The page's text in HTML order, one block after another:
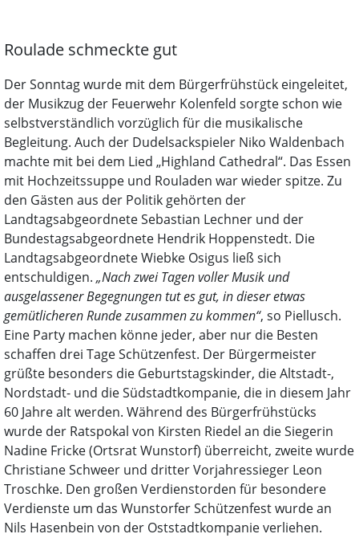
Roulade schmeckte gut
Der Sonntag wurde mit dem Bürgerfrühstück eingeleitet,
der Musikzug der Feuerwehr Kolenfeld sorgte schon wie
selbstverständlich vorzüglich für die musikalische
Begleitung. Auch der Dudelsackspieler Niko Waldenbach
machte mit bei dem Lied „Highland Cathedral“. Das Essen
mit Hochzeitssuppe und Rouladen war wieder spitze. Zu
den Gästen aus der Politik gehörten der
Landtagsabgeordnete Sebastian Lechner und der
Bundestagsabgeordnete Hendrik Hoppenstedt. Die
Landtagsabgeordnete Wiebke Osigus ließ sich
entschuldigen. „Nach zwei Tagen voller Musik und
ausgelassener Begegnungen tut es gut, in dieser etwas
gemütlicheren Runde zusammen zu kommen“, so Piellusch.
Eine Party machen könne jeder, aber nur die Besten
schaffen drei Tage Schützenfest. Der Bürgermeister
grüßte besonders die Geburtstagskinder, die Altstadt-,
Nordstadt- und die Südstadtkompanie, die in diesem Jahr
60 Jahre alt werden. Während des Bürgerfrühstücks
wurde der Ratspokal von Kirsten Riedel an die Siegerin
Nadine Fricke (Ortsrat Wunstorf) überreicht, zweite wurde
Christiane Schweer und dritter Vorjahressieger Leon
Troschke. Den großen Verdienstorden für besondere
Verdienste um das Wunstorfer Schützenfest wurde an
Nils Hasenbein von der Oststadtkompanie verliehen.